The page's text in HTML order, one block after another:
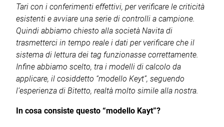
Tari con i conferimenti effettivi, per verificare le criticità
esistenti e avviare una serie di controlli a campione.
Quindi abbiamo chiesto alla società Navita di
trasmetterci in tempo reale i dati per verificare che il
sistema di lettura dei tag funzionasse correttamente.
Infine abbiamo scelto, tra i modelli di calcolo da
applicare, il cosiddetto “modello Keyt”, seguendo
l’esperienza di Bitetto, realtà molto simile alla nostra.
In cosa consiste questo “modello Kayt”?